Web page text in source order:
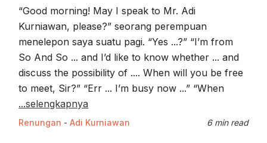
“Good morning! May I speak to Mr. Adi
Kurniawan, please?” seorang perempuan
menelepon saya suatu pagi. “Yes ...?” “I’m from
So And So ... and I’d like to know whether ... and
discuss the possibility of .... When will you be free
to meet, Sir?” “Err ... I’m busy now ...” “When
...selengkapnya
Renungan -Adi Kurniawan 6 min read